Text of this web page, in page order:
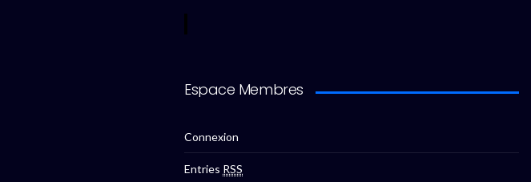
Espace Membres
Connexion
Entries RSS